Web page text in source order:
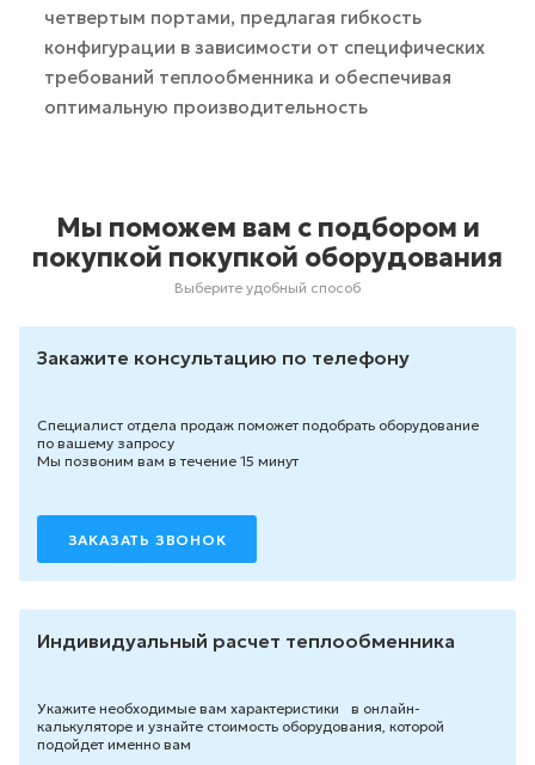
четвертым портами, предлагая гибкость
конфигурации в зависимости от специфических
требований теплообменника и обеспечивая
оптимальную производительность
Мы поможем вам с подбором и
покупкой покупкой оборудования
Выберите удобный способ
Закажите консультацию по телефону
Специалист отдела продаж поможет подобрать оборудование
по вашему запросу
Мы позвоним вам в течение 15 минут
ЗАКАЗАТЬ ЗВОНОК
Индивидуальный расчет теплообменника
Укажите необходимые вам характеристики в онлайн-
калькуляторе и узнайте стоимость оборудования, которой
подойдет именно вам